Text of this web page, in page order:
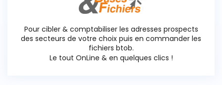
Pour cibler & comptabiliser les adresses prospects
des secteurs de votre choix puis en commander les
fichiers btob.
Le tout OnLine & en quelques clics !